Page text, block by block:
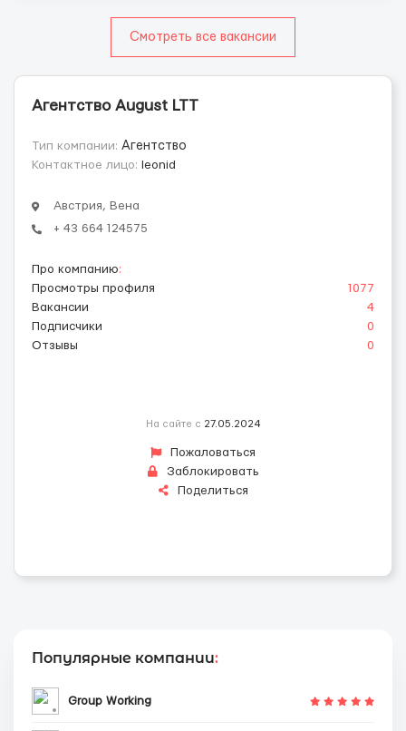
Смотреть все вакансии
Агентство August LTT
Тип компании: Агентство
Контактное лицо: leonid
Австрия, Вена
+ 43 664 124575
Про компанию:
Просмотры профиля
1077
Вакансии
4
Подписчики
0
Отзывы
0
На сайте с 27.05.2024
Пожаловаться
Заблокировать
Поделиться
Популярные компании:
Group Working